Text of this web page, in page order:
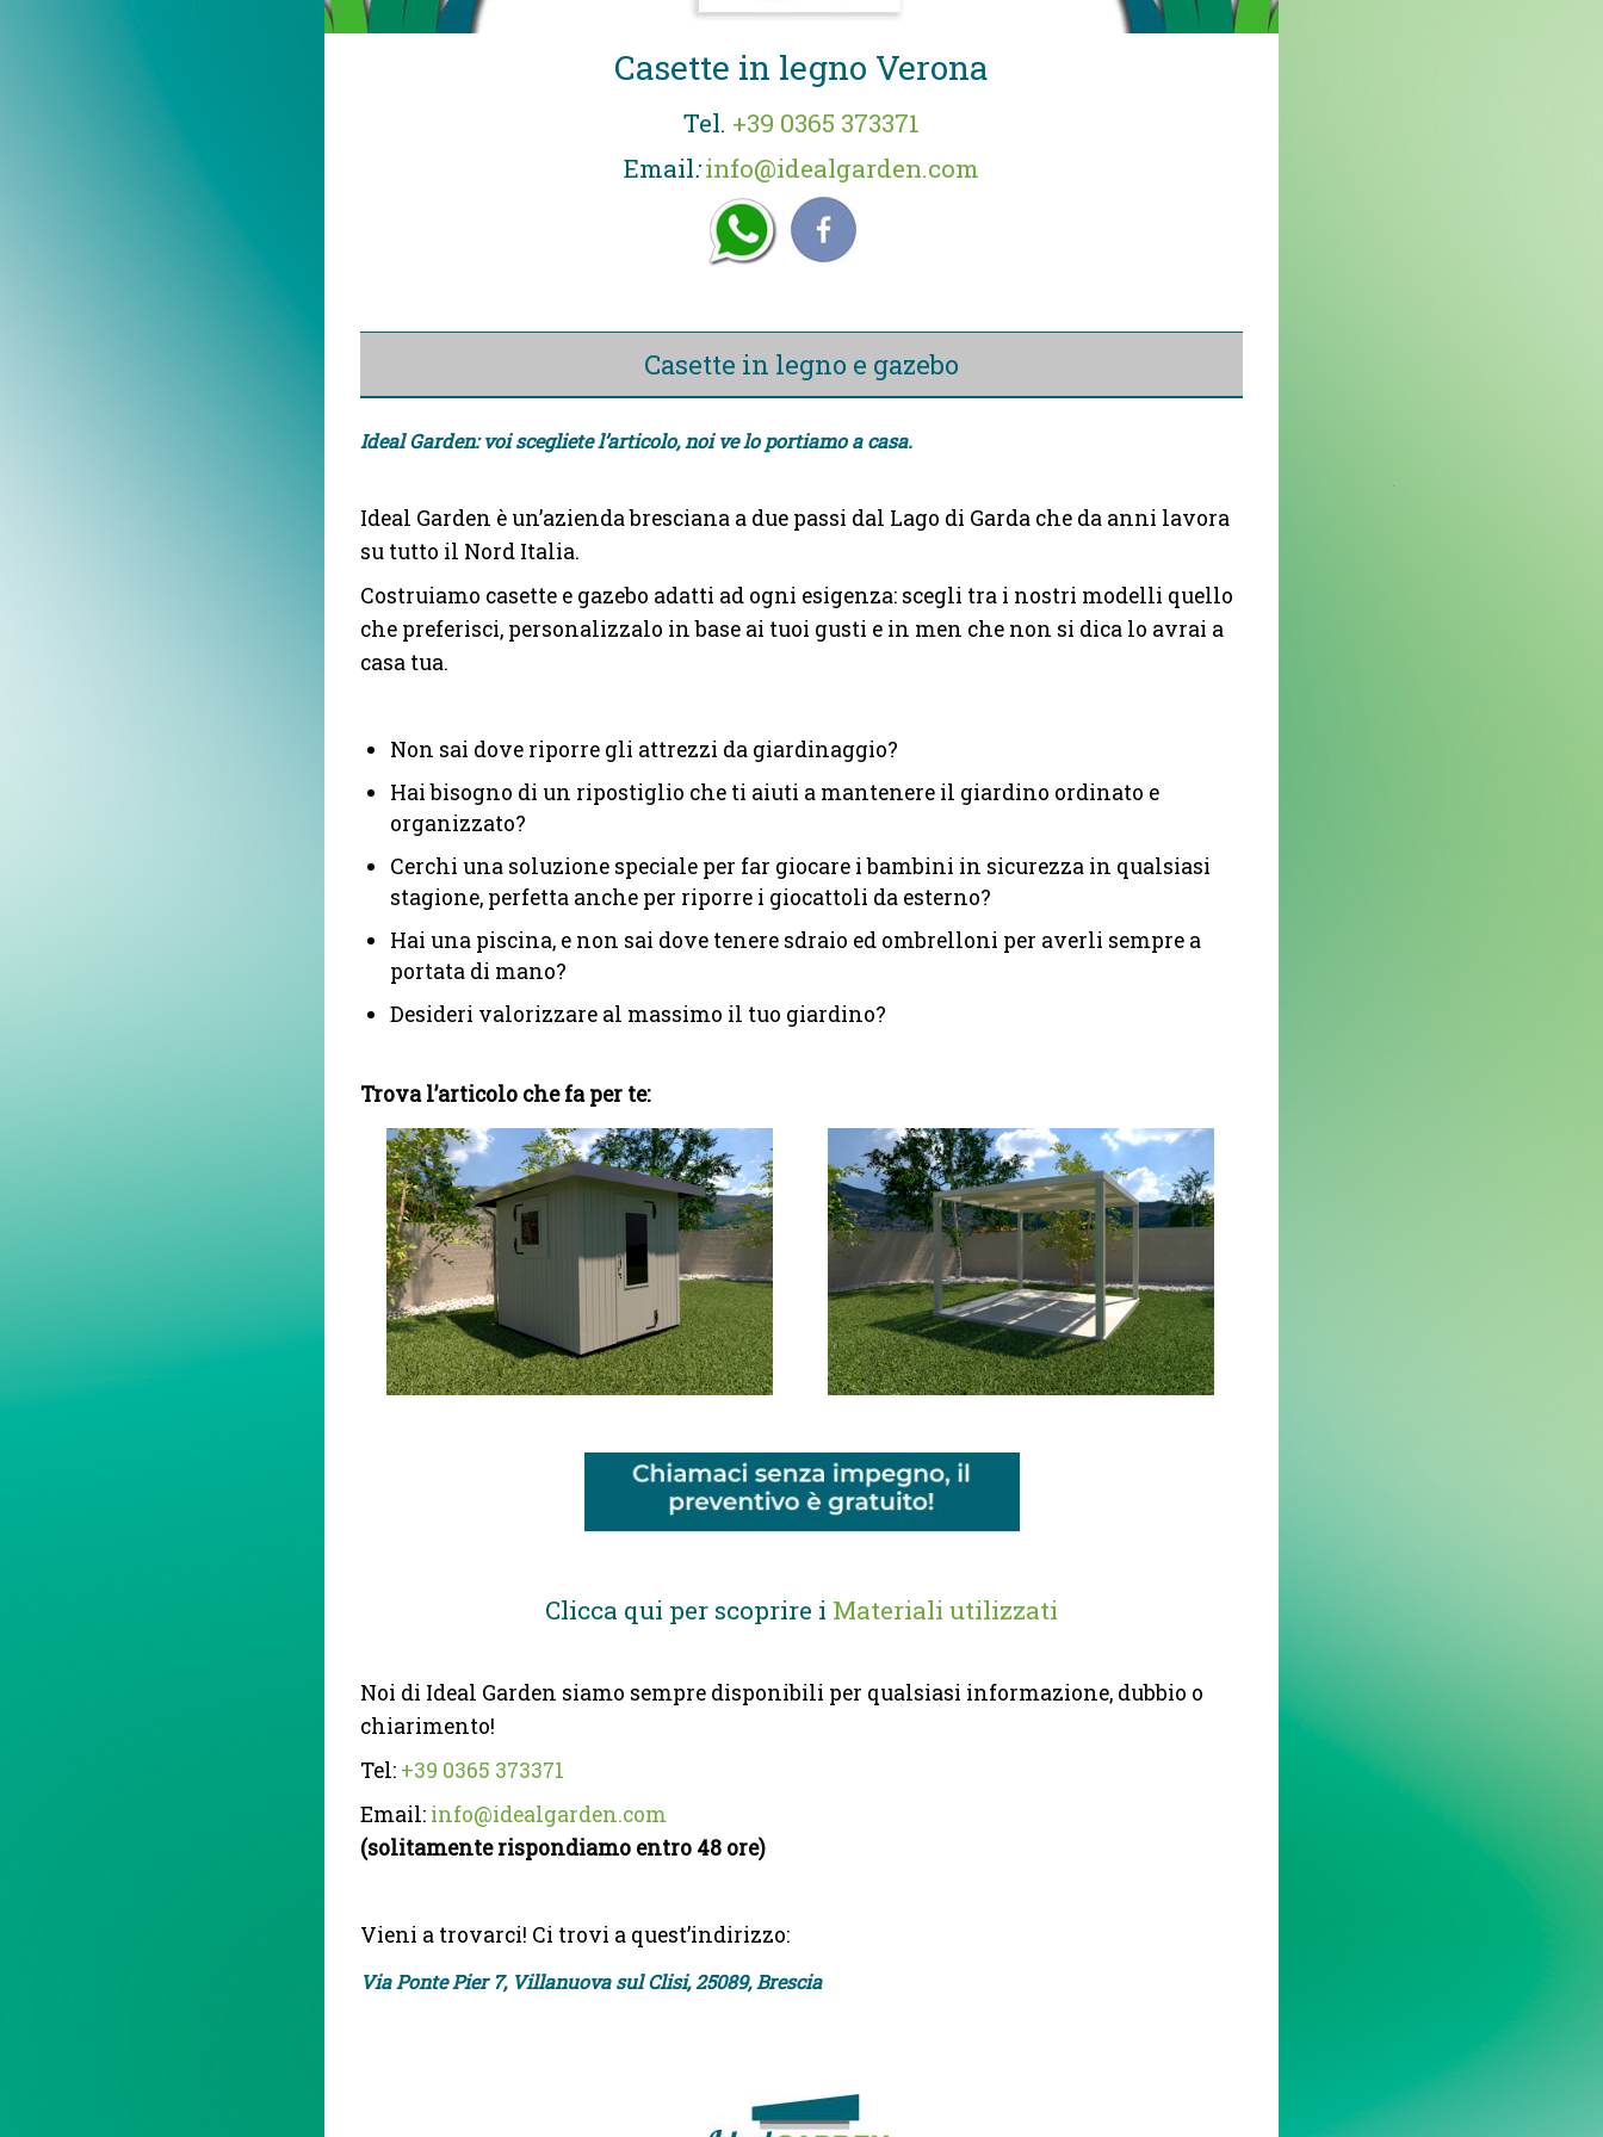
Casette in legno Verona
Tel. +39 0365 373371
Email:info@idealgarden.com
Casette in legno e gazebo
Ideal Garden: voi scegliete l’articolo, noi ve lo portiamo a casa.
Ideal Garden è un’azienda bresciana a due passi dal Lago di Garda che da anni lavora
su tutto il Nord Italia.
Costruiamo casette e gazebo adatti ad ogni esigenza: scegli tra i nostri modelli quello
che preferisci, personalizzalo in base ai tuoi gusti e in men che non si dica lo avrai a
casa tua.
Non sai dove riporre gli attrezzi da giardinaggio?
Hai bisogno di un ripostiglio che ti aiuti a mantenere il giardino ordinato e
organizzato?
Cerchi una soluzione speciale per far giocare i bambini in sicurezza in qualsiasi
stagione, perfetta anche per riporre i giocattoli da esterno?
Hai una piscina, e non sai dove tenere sdraio ed ombrelloni per averli sempre a
portata di mano?
Desideri valorizzare al massimo il tuo giardino?
Trova l’articolo che fa per te:
Clicca qui per scoprire i Materiali utilizzati
Noi di Ideal Garden siamo sempre disponibili per qualsiasi informazione, dubbio o
chiarimento!
Tel: +39 0365 373371
Email: info@idealgarden.com
(solitamente rispondiamo entro 48 ore)
Vieni a trovarci! Ci trovi a quest’indirizzo:
Via Ponte Pier 7, Villanuova sul Clisi, 25089, Brescia